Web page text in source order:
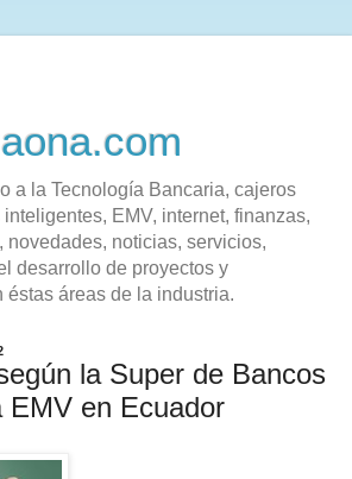
a la Tecnología Bancaria, cajeros
EMV, internet, finanzas,
novedades, noticias, servicios,
desarrollo de proyectos y
éstas áreas de la industria.
la Super de Bancos
EMV en Ecuador